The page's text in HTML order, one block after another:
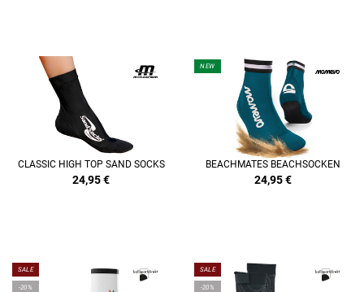
CLASSIC HIGH TOP SAND SOCKS
24,95€
NEW
BEACHMATES BEACHSOCKEN
24,95€
SALE
-20%
SALE
-20%